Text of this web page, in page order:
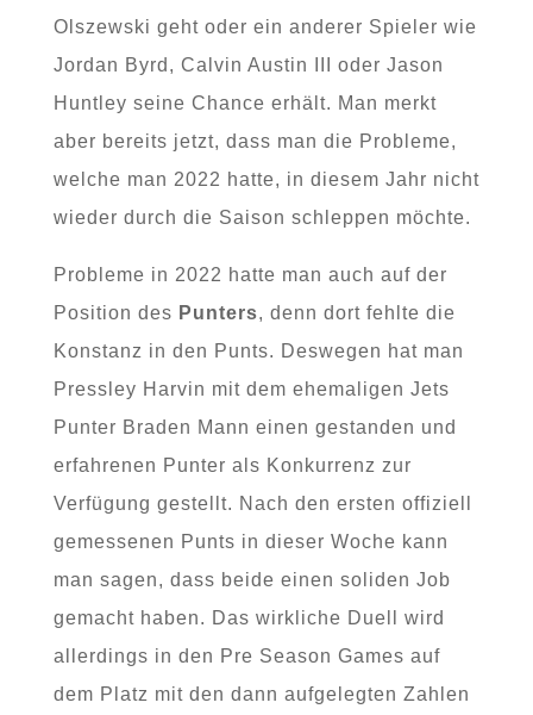
Olszewski geht oder ein anderer Spieler wie
Jordan Byrd, Calvin Austin III oder Jason
Huntley seine Chance erhält. Man merkt
aber bereits jetzt, dass man die Probleme,
welche man 2022 hatte, in diesem Jahr nicht
wieder durch die Saison schleppen möchte.
Probleme in 2022 hatte man auch auf der
Position des Punters, denn dort fehlte die
Konstanz in den Punts. Deswegen hat man
Pressley Harvin mit dem ehemaligen Jets
Punter Braden Mann einen gestanden und
erfahrenen Punter als Konkurrenz zur
Verfügung gestellt. Nach den ersten offiziell
gemessenen Punts in dieser Woche kann
man sagen, dass beide einen soliden Job
gemacht haben. Das wirkliche Duell wird
allerdings in den Pre Season Games auf
dem Platz mit den dann aufgelegten Zahlen